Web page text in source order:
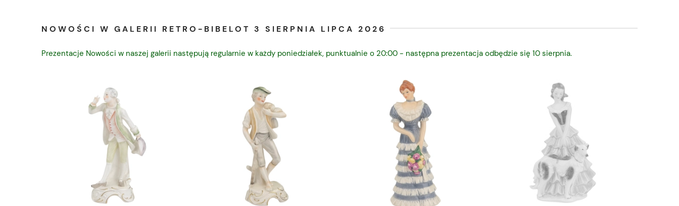
NOWOŚCI W GALERII RETRO-BIBELOT 3 SIERPNIA LIPCA 2026
Prezentacje Nowości w naszej galerii następują regularnie w każdy poniedziałek, punktualnie o 20:00 - następna prezentacja odbędzie się 10 sierpnia.